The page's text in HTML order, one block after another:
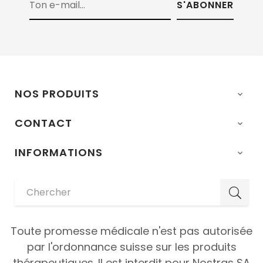
S'ABONNER
NOS PRODUITS 
CONTACT 
INFORMATIONS 
Toute promesse médicale n'est pas autorisée
par l'ordonnance suisse sur les produits